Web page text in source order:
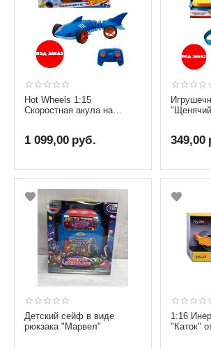
Hot Wheels 1:15
Скоростная акула на
1 099,00 руб. 349,00
Детский сейф в виде
рюкзака "Марвел"
1:16
"Каток"